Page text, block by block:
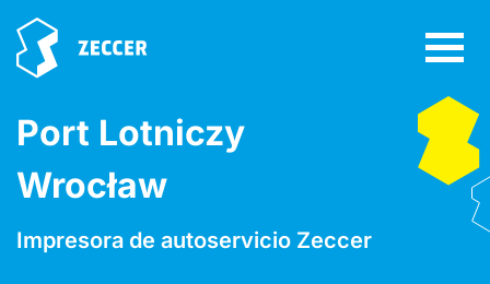
Port Lotniczy
Wrocław
Impresora de autoservicio Zeccer